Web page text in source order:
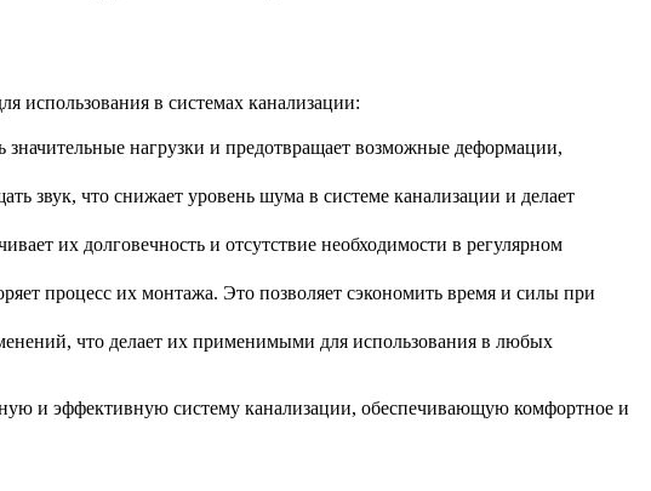
использования в системах канализации:
нагрузки и предотвращает возможные деформации,
звук, что снижает уровень шума в системе канализации и делает
их долговечность и отсутствие необходимости в регулярном
процесс их монтажа. Это позволяет сэкономить время и силы при
что делает их применимыми для использования в любых
и эффективную систему канализации, обеспечивающую комфортное и